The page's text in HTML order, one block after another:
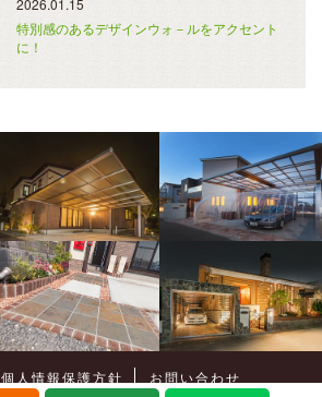
2026.01.15
特別感のあるデザインウォ－ルをアクセント
に！
個人情報保護方針
お問い合わせ